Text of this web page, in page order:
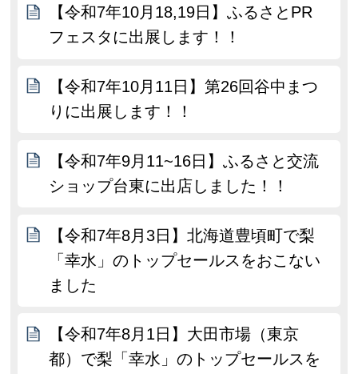
【令和7年10月18,19日】ふるさとPR
フェスタに出展します！！
【令和7年10月11日】第26回谷中まつ
りに出展します！！
【令和7年9月11~16日】ふるさと交流
ショップ台東に出店しました！！
【令和7年8月3日】北海道豊頃町で梨
「幸水」のトップセールスをおこない
ました
【令和7年8月1日】大田市場（東京
都）で梨「幸水」のトップセールスを